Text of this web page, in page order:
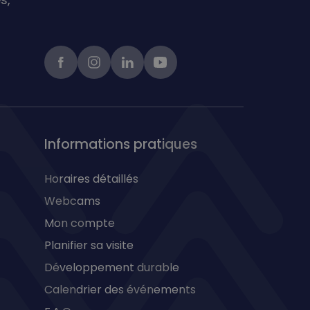
FacebookinstagramlinkedInYoutube
Informations pratiques
Horaires détaillés
Webcams
Mon compte
Planifier sa visite
Développement durable
Calendrier des événements